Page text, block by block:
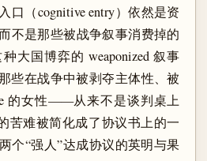
口（cognitive entry）依然是资
不是那些被战争叙事消费掉的
大国博弈的 weaponized 叙事
在战争中被剥夺主体性、被
的女性——从来不是谈判桌上
苦难被简化成了协议书上的一
个“强人”达成协议的英明与果